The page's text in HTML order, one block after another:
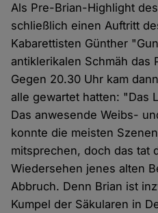
Als Pre-Brian-Highlight
schließlich einen Auftritt
Kabarettisten Günther
antiklerikalen Schmäh das
Gegen 20.30 Uhr kam
alle gewartet hatten: "Das
Das anwesende Weibs-
konnte die meisten
mitsprechen, doch das tat
Wiedersehen jenes alten
Abbruch. Denn Brian ist
Kumpel der Säkularen in